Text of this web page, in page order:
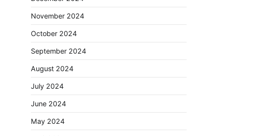
November 2024
October 2024
September 2024
August 2024
July 2024
June 2024
May 2024